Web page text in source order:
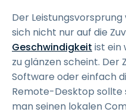
Der
sich nicht nur auf die
Geschwindigkeit ist ein
zu glänzen scheint. Der
Software oder einfach
Remote-Desktop sollte
man seinen lokalen